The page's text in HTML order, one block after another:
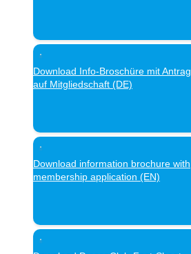
Download Info-Broschüre mit Antrag
auf Mitgliedschaft (DE)
Download information brochure with
membership application (EN)